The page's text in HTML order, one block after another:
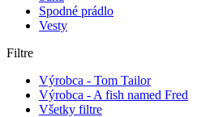
Spodné prádlo
Vesty
Filtre
Výrobca - Tom Tailor
Výrobca - A fish named Fred
Všetky filtre